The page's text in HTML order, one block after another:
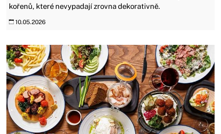
kořenů, které nevypadají zrovna dekorativně.
10.05.2026